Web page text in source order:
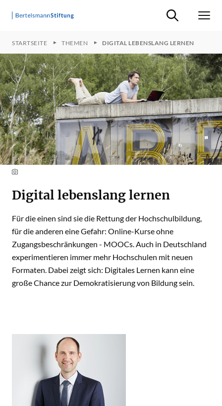
Suche ein-/
STARTSEITE THEMEN DIGITAL LEBENSLANG LERNEN
Digital lebenslang lernen
Für die einen sind sie die Rettung der Hochschulbildung,
für die anderen eine Gefahr: Online-Kurse ohne
Zugangsbeschränkungen - MOOCs. Auch in Deutschland
experimentieren immer mehr Hochschulen mit neuen
Formaten. Dabei zeigt sich: Digitales Lernen kann eine
große Chance zur Demokratisierung von Bildung sein.